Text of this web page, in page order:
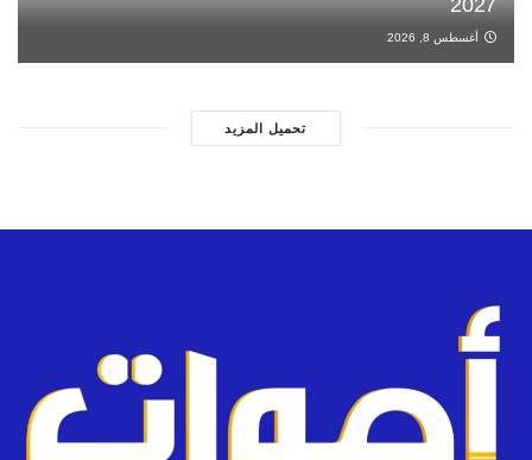
أغسطس 8, 2026
تحميل المزيد